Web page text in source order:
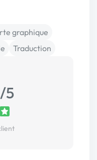
graphique
Traduction
/5